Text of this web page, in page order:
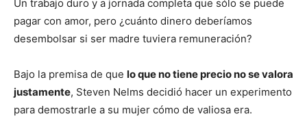
Un trabajo duro y a jornada completa que sólo se puede
pagar con amor, pero ¿cuánto dinero deberíamos
desembolsar si ser madre tuviera remuneración?
Bajo la premisa de que lo que no tiene precio no se valora
justamente, Steven Nelms decidió hacer un experimento
para demostrarle a su mujer cómo de valiosa era.